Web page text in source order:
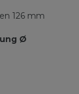
126 mm
Ø